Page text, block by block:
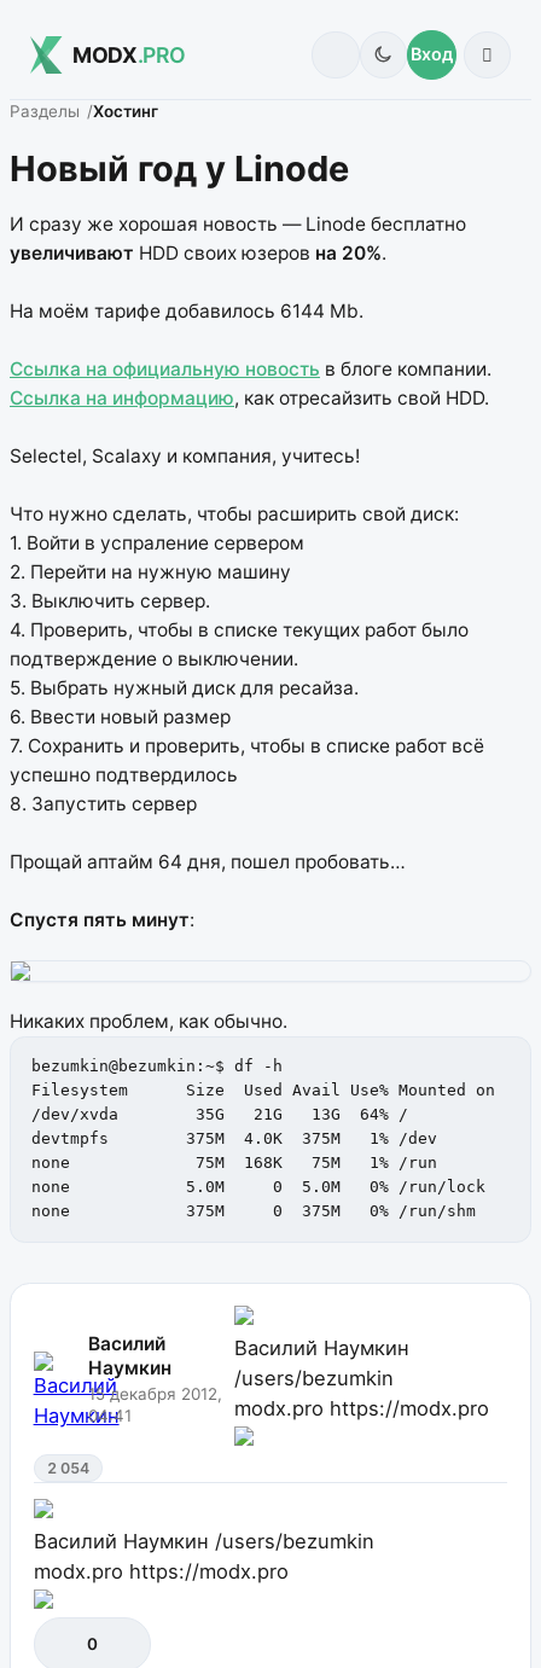
MODX.PRO Вход
Разделы Хостинг
Новый год у Linode
И сразу же хорошая новость — Linode бесплатно
увеличивают HDD своих юзеров на 20%.
На моём тарифе добавилось 6144 Mb.
Ссылка на официальную новость в блоге компании.
Ссылка на информацию, как отресайзить свой HDD.
Selectel, Scalaxy и компания, учитесь!
Что нужно сделать, чтобы расширить свой диск:
1. Войти в успраление сервером
2. Перейти на нужную машину
3. Выключить сервер.
4. Проверить, чтобы в списке текущих работ было
подтверждение о выключении.
5. Выбрать нужный диск для ресайза.
6. Ввести новый размер
7. Сохранить и проверить, чтобы в списке работ всё
успешно подтвердилось
8. Запустить сервер
Прощай аптайм 64 дня, пошел пробовать…
Спустя пять минут:
Никаких проблем, как обычно.
bezumkin@bezumkin:~$ df -h
Filesystem      Size  Used Avail Use% Mounted on
/dev/xvda        35G   21G   13G  64% /
devtmpfs        375M  4.0K  375M   1% /dev
none             75M  168K   75M   1% /run
none            5.0M     0  5.0M   0% /run/lock
none            375M     0  375M   0% /run/shm
Василий
Наумкин
15 декабря 2012,
04:41
Василий Наумкин
/users/bezumkin
modx.pro https://modx.pro
2 054
Василий Наумкин /users/bezumkin
modx.pro https://modx.pro
0